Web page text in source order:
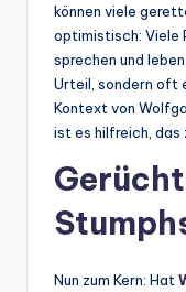
können viele
optimistisch: Viele
sprechen und
Urteil, sondern oft
Kontext von
ist es hilfreich, das
Nun zum Kern: Hat